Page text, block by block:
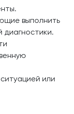
выполнить
диагностики.
или